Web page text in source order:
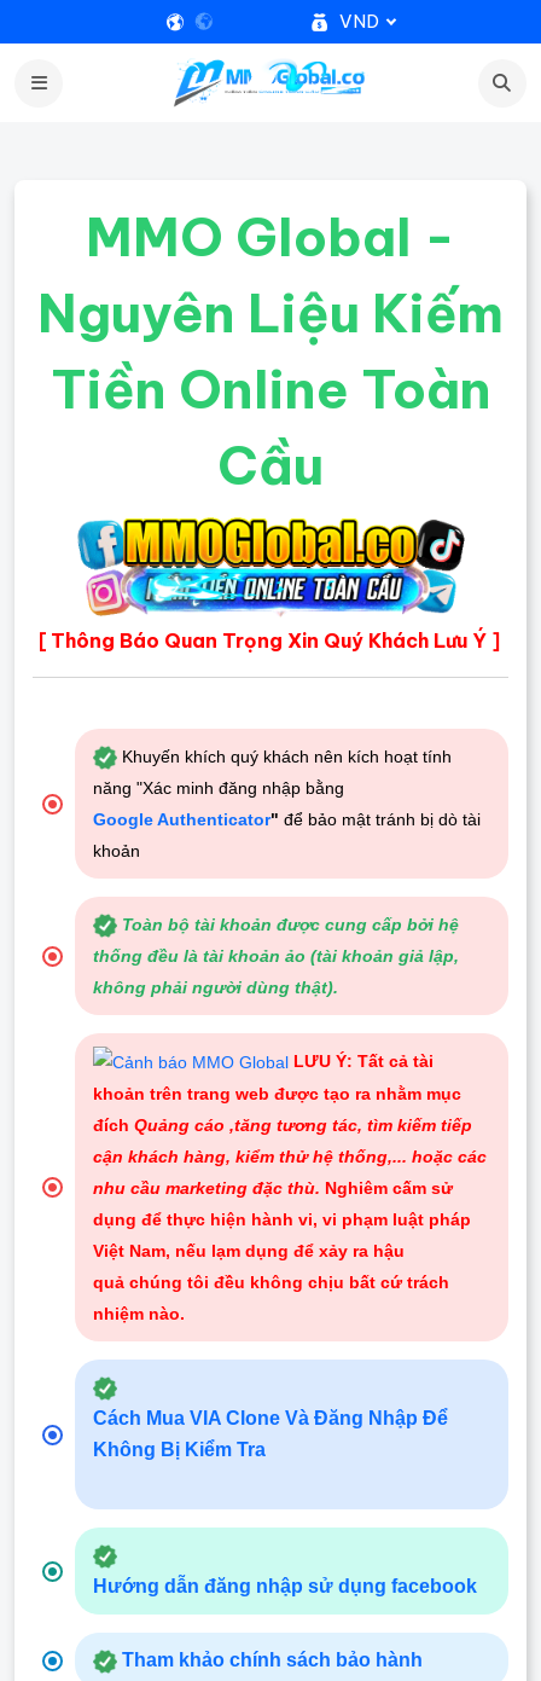
VND
MMO Global -
Nguyên Liệu Kiếm
Tiền Online Toàn
Cầu
[ Thông Báo Quan Trọng Xin Quý Khách Lưu Ý ]
Khuyến khích quý khách nên kích hoạt tính
năng "Xác minh đăng nhập bằng
Google Authenticator" để bảo mật tránh bị dò tài
khoản
Toàn bộ tài khoản được cung cấp bởi hệ
thống đều là tài khoản ảo (tài khoản giả lập,
không phải người dùng thật).
LƯU Ý: Tất cả tài
khoản trên trang web được tạo ra nhằm mục
đích Quảng cáo ,tăng tương tác, tìm kiếm tiếp
cận khách hàng, kiểm thử hệ thống,... hoặc các
nhu cầu marketing đặc thù. Nghiêm cấm sử
dụng để thực hiện hành vi, vi phạm luật pháp
Việt Nam, nếu lạm dụng để xảy ra hậu
quả chúng tôi đều không chịu bất cứ trách
nhiệm nào.
Cách Mua VIA Clone Và Đăng Nhập Để
Không Bị Kiểm Tra
Hướng dẫn đăng nhập sử dụng facebook
Tham khảo chính sách bảo hành